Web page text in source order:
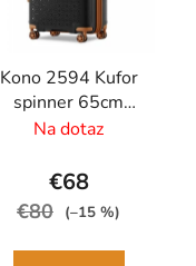
Kono 2594 Kufor
spinner 65cm
Čierna/Hnedá
Rozšíriteľný
Na dotaz
€68
€80 (–15 %)